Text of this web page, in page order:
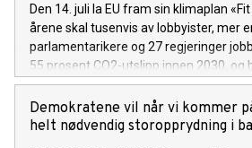
Den 14. juli la EU fram sin klimaplan
årene skal tusenvis av lobbyister, mer
parlamentarikere og 27 regjeringer
55 prosent CO2-utslipp innen 2030, og
energi skal dobles. Dette anser
atombombe mot Europas og Norges
Vi avviser «Fit for 55» fullstendig,
Demokratene vil når vi kommer
helt nødvendig storopprydning i